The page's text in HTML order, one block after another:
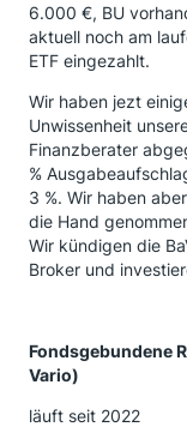
6.000 €, BU
aktuell noch am
ETF eingezahlt.
Wir haben jezt
Unwissenheit
Finanzberater
%
3 %. Wir haben
die Hand
Wir kündigen die
Broker und
Fondsgebundene
Vario)
läuft seit 2022